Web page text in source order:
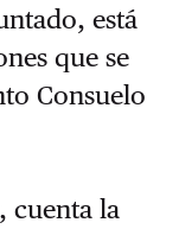
está
que se
Consuelo
cuenta la